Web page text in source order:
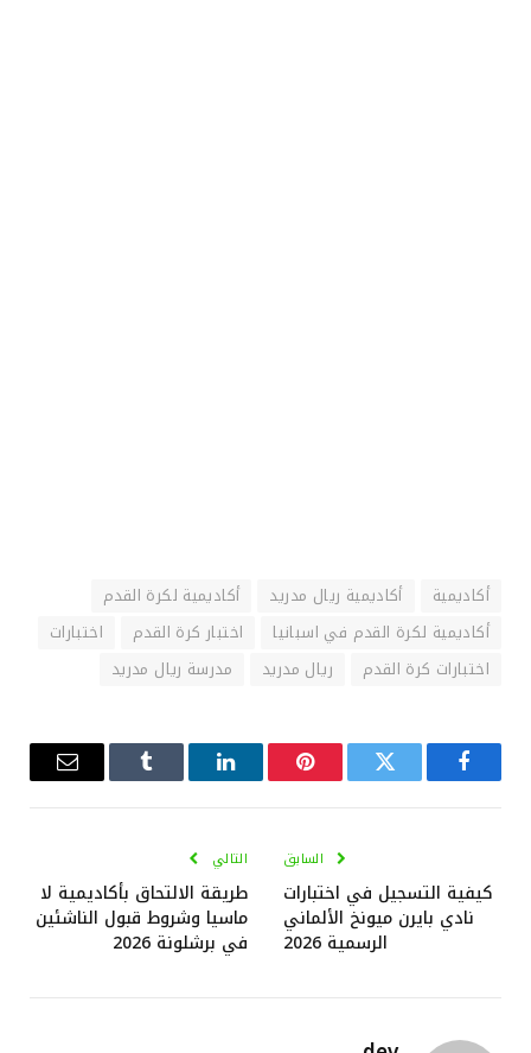
أكاديمية أكاديمية ريال مدريد
أكاديمية لكرة القدم
أكاديمية لكرة القدم في اسبانيا
اختبار كرة القدم
اختبارات
اختبارات كرة القدم
ريال مدريد مدرسة ريال مدريد
فيسبوك تويتر بينتيريستلينكدإن Tumblr
البريد
السابق
كيفية التسجيل في اختبارات
نادي بايرن ميونخ الألماني
الرسمية 2026
التالي
طريقة الالتحاق بأكاديمية لا
ماسيا وشروط قبول الناشئين
في برشلونة 2026